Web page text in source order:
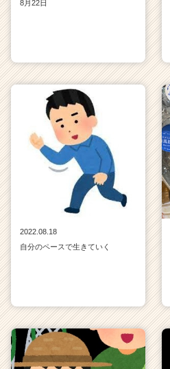
8月22日
2022.08.18
自分のペースで生きていく